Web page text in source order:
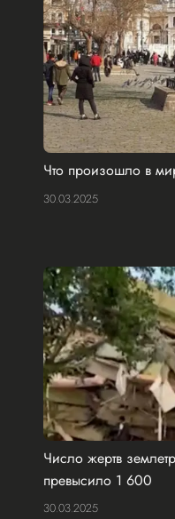
Что произошло в
30.03.2025
Число жертв
превысило 1 600
30.03.2025